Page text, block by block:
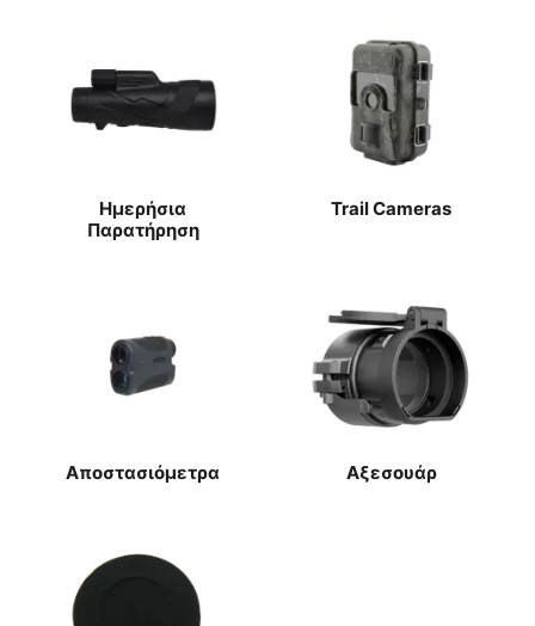
Ημερήσια
Παρατήρηση
Trail Cameras
Αποστασιόμετρα Αξεσουάρ